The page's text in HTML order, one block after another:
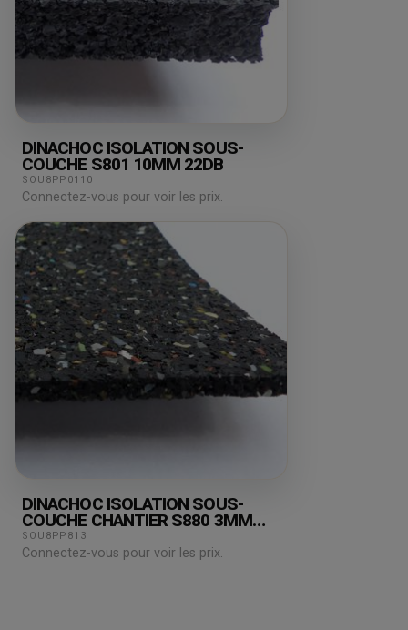
DINACHOC ISOLATION SOUS-
COUCHE S801 10MM 22DB
SOU8PP0110
Connectez-vous pour voir les prix.
DINACHOC ISOLATION SOUS-
COUCHE CHANTIER S880 3MM
19DB
SOU8PP813
Connectez-vous pour voir les prix.